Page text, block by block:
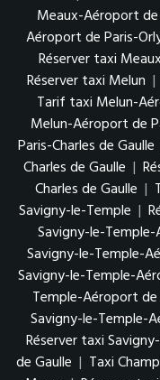
Meaux-Aéroport
Aéroport de Paris-
Réserver taxi Meaux
Réserver taxi Melun |
Tarif taxi Melun-
Melun-Aéroport de
Paris-Charles de Gaulle
Charles de Gaulle |
Charles de Gaulle |
Savigny-le-Temple |
Savigny-le-
Savigny-le-Temple-
Savigny-le-Temple-
Temple-Aéroport de
Savigny-le-Temple-
Réserver taxi
de Gaulle | Taxi